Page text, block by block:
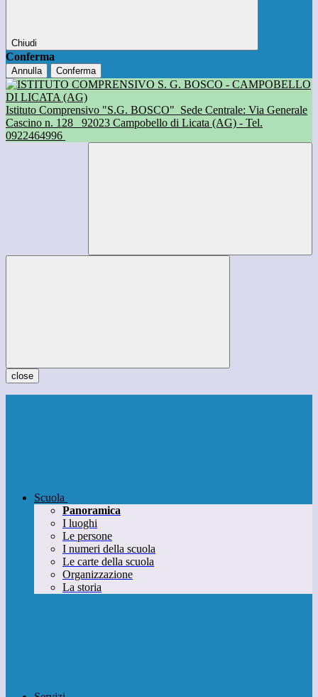
Chiudi
Conferma
Annulla Conferma
Istituto Comprensivo "S.G. BOSCO" Sede Centrale: Via Generale
Cascino n. 128
92023 Campobello di Licata (AG) - Tel.
0922464996
close
Scuola
Panoramica
I luoghi
Le persone
I numeri della scuola
Le carte della scuola
Organizzazione
La storia